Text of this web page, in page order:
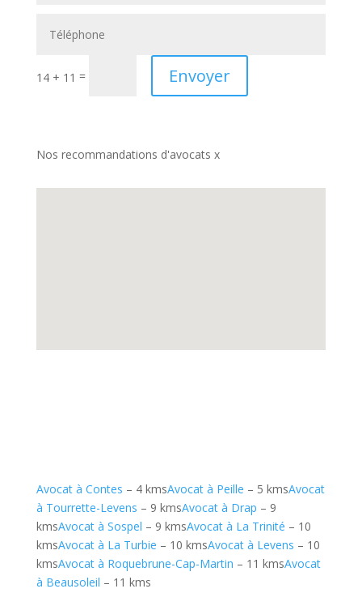
14 + 11 = Envoyer
Nos recommandations d'avocats x
Avocat à Contes – 4 kmsAvocat à Peille – 5 kmsAvocat
à Tourrette-Levens – 9 kmsAvocat à Drap – 9
kmsAvocat à Sospel – 9 kmsAvocat à La Trinité – 10
kmsAvocat à La Turbie – 10 kmsAvocat à Levens – 10
kmsAvocat à Roquebrune-Cap-Martin – 11 kmsAvocat
à Beausoleil – 11 kms